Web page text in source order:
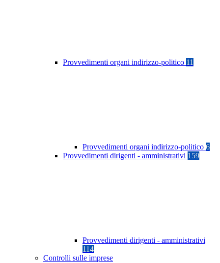
Provvedimenti organi indirizzo-politico 11
Provvedimenti organi indirizzo-politico 6
Provvedimenti dirigenti - amministrativi 159
Provvedimenti dirigenti - amministrativi
114
Controlli sulle imprese